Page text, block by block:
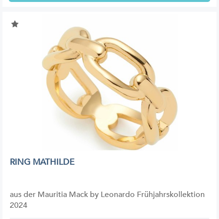
RING MATHILDE
aus der Mauritia Mack by Leonardo Frühjahrskollektion
2024